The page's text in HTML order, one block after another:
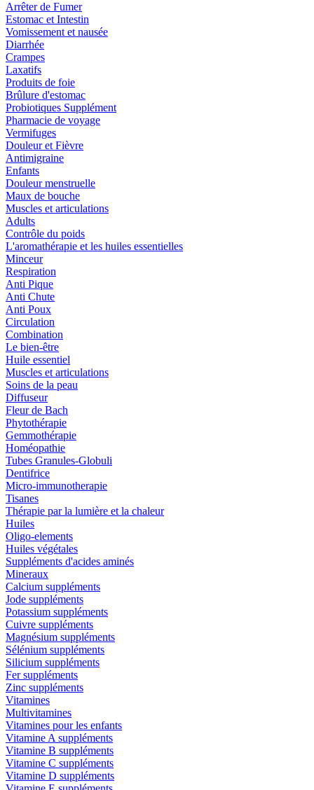
Arrêter de Fumer
Estomac et Intestin
Vomissement et nausée
Diarrhée
Crampes
Laxatifs
Produits de foie
Brûlure d'estomac
Probiotiques Supplément
Pharmacie de voyage
Vermifuges
Douleur et Fièvre
Antimigraine
Enfants
Douleur menstruelle
Maux de bouche
Muscles et articulations
Adults
Contrôle du poids
L'aromathérapie et les huiles essentielles
Minceur
Respiration
Anti Pique
Anti Chute
Anti Poux
Circulation
Combination
Le bien-être
Huile essentiel
Muscles et articulations
Soins de la peau
Diffuseur
Fleur de Bach
Phytothérapie
Gemmothérapie
Homéopathie
Tubes Granules-Globuli
Dentifrice
Micro-immunotherapie
Tisanes
Thérapie par la lumière et la chaleur
Huiles
Oligo-elements
Huiles végétales
Suppléments d'acides aminés
Mineraux
Calcium suppléments
Jode suppléments
Potassium suppléments
Cuivre suppléments
Magnésium suppléments
Sélénium suppléments
Silicium suppléments
Fer suppléments
Zinc suppléments
Vitamines
Multivitamines
Vitamines pour les enfants
Vitamine A suppléments
Vitamine B suppléments
Vitamine C suppléments
Vitamine D suppléments